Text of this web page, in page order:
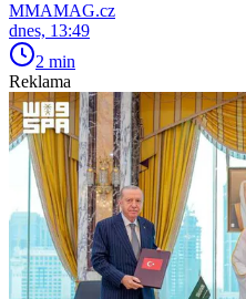
MMAMAG.cz
dnes, 13:49
2 min
Reklama